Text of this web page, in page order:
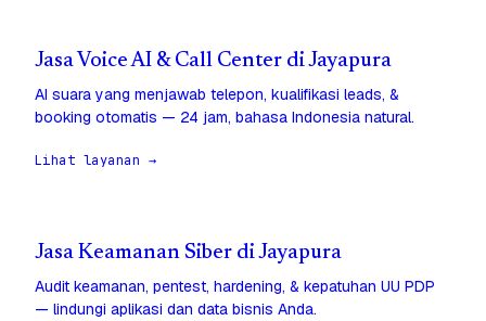
Jasa Voice AI & Call Center di Jayapura
AI suara yang menjawab telepon, kualifikasi leads, &
booking otomatis — 24 jam, bahasa Indonesia natural.
Lihat layanan →
Jasa Keamanan Siber di Jayapura
Audit keamanan, pentest, hardening, & kepatuhan UU PDP
— lindungi aplikasi dan data bisnis Anda.